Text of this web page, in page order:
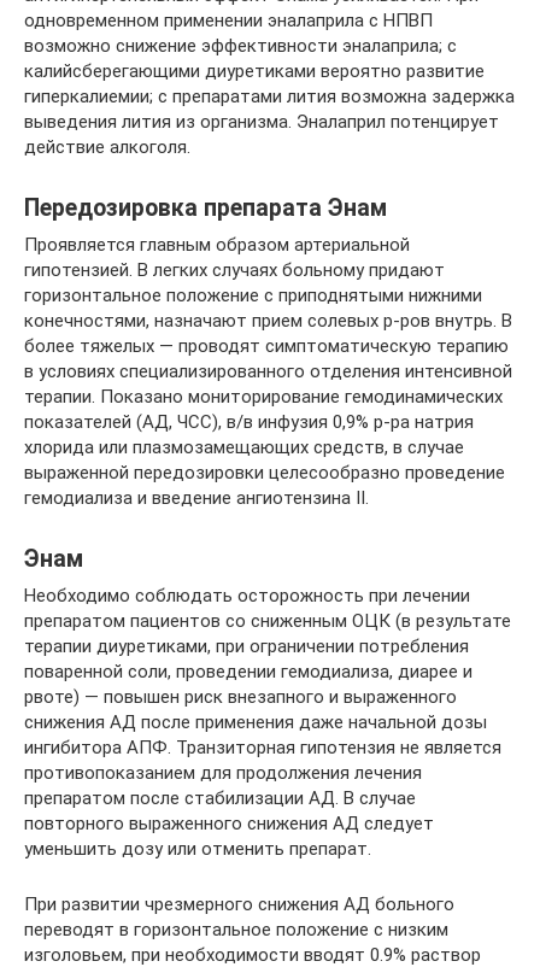
одновременном применении эналаприла с НПВП
возможно снижение эффективности эналаприла; с
калийсберегающими диуретиками вероятно развитие
гиперкалиемии; с препаратами лития возможна задержка
выведения лития из организма. Эналаприл потенцирует
действие алкоголя.
Передозировка препарата Энам
Проявляется главным образом артериальной
гипотензией. В легких случаях больному придают
горизонтальное положение с приподнятыми нижними
конечностями, назначают прием солевых р-ров внутрь. В
более тяжелых — проводят симптоматическую терапию
в условиях специализированного отделения интенсивной
терапии. Показано мониторирование гемодинамических
показателей (АД, ЧСС), в/в инфузия 0,9% р-ра натрия
хлорида или плазмозамещающих средств, в случае
выраженной передозировки целесообразно проведение
гемодиализа и введение ангиотензина II.
Энам
Необходимо соблюдать осторожность при лечении
препаратом пациентов со сниженным ОЦК (в результате
терапии диуретиками, при ограничении потребления
поваренной соли, проведении гемодиализа, диарее и
рвоте) — повышен риск внезапного и выраженного
снижения АД после применения даже начальной дозы
ингибитора АПФ. Транзиторная гипотензия не является
противопоказанием для продолжения лечения
препаратом после стабилизации АД. В случае
повторного выраженного снижения АД следует
уменьшить дозу или отменить препарат.
При развитии чрезмерного снижения АД больного
переводят в горизонтальное положение с низким
изголовьем, при необходимости вводят 0.9% раствор